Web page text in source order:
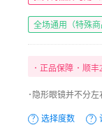
全场通用（特殊商
･ 正品保障 ･ 顺丰
･隐形眼镜并不分
? 选择度数 ?